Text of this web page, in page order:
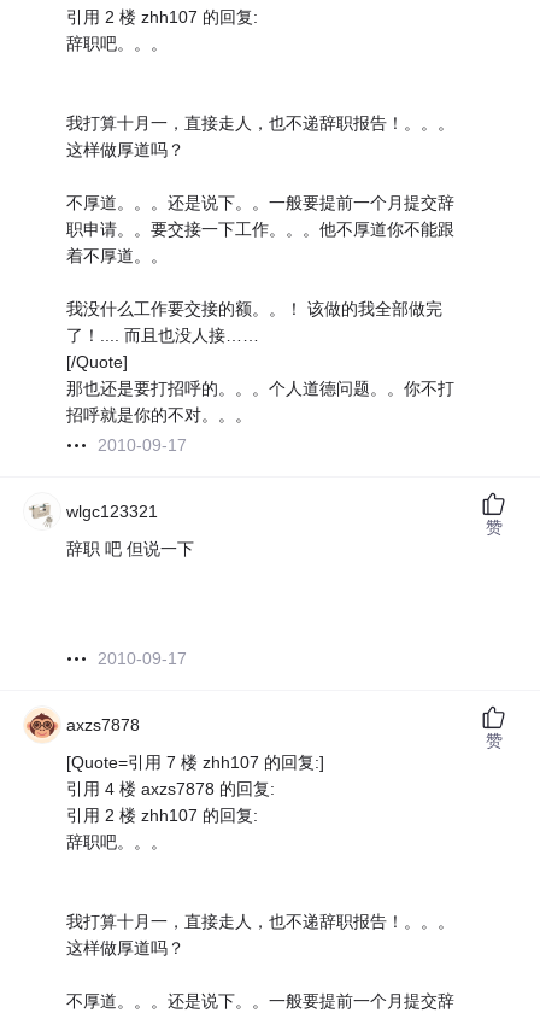
引用 2 楼 zhh107 的回复:
辞职吧。。。
我打算十月一，直接走人，也不递辞职报告！。。。
这样做厚道吗？
不厚道。。。还是说下。。一般要提前一个月提交辞
职申请。。要交接一下工作。。。他不厚道你不能跟
着不厚道。。
我没什么工作要交接的额。。！ 该做的我全部做完
了！.... 而且也没人接……
[/Quote]
那也还是要打招呼的。。。个人道德问题。。你不打
招呼就是你的不对。。。
2010-09-17
wlgc123321
辞职 吧 但说一下
2010-09-17
赞
axzs7878
[Quote=引用 7 楼 zhh107 的回复:]
引用 4 楼 axzs7878 的回复:
引用 2 楼 zhh107 的回复:
辞职吧。。。
我打算十月一，直接走人，也不递辞职报告！。。。
这样做厚道吗？
不厚道。。。还是说下。。一般要提前一个月提交辞
赞